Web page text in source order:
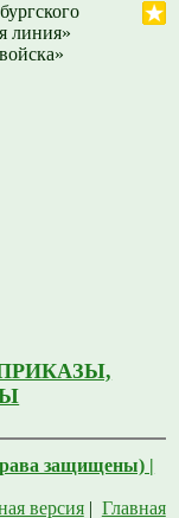
линия»
защищены) |
версия| Главная